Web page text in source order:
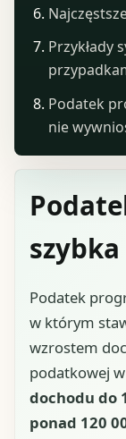
Podatek
w którym
wzrostem
podatkowej
dochodu do
ponad 120
Przykłady
Podatek
nie